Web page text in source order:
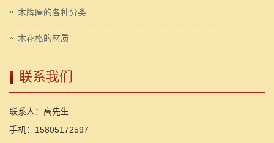
木牌匾的各种分类
木花格的材质
联系我们
联系人：高先生
手机：15805172597